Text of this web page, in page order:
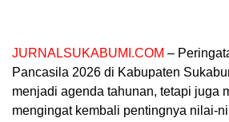
JURNALSUKABUMI.COM –
Pancasila 2026 di Kabupaten
menjadi agenda tahunan, tetapi juga
mengingat kembali pentingnya nilai-